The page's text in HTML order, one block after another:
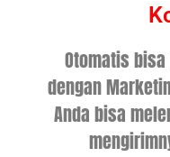
Otomatis
dengan
Anda bisa